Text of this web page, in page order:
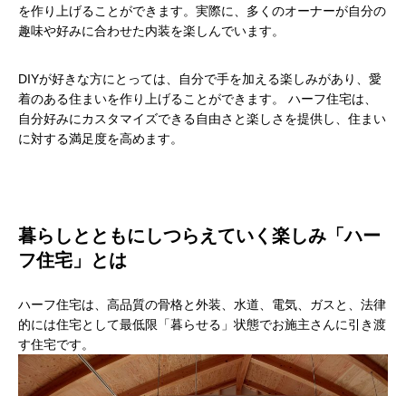
を作り上げることができます。実際に、多くのオーナーが自分の
趣味や好みに合わせた内装を楽しんでいます。
DIYが好きな方にとっては、自分で手を加える楽しみがあり、愛
着のある住まいを作り上げることができます。 ハーフ住宅は、
自分好みにカスタマイズできる自由さと楽しさを提供し、住まい
に対する満足度を高めます。
暮らしとともにしつらえていく楽しみ「ハー
フ住宅」とは
ハーフ住宅は、高品質の骨格と外装、水道、電気、ガスと、法律
的には住宅として最低限「暮らせる」状態でお施主さんに引き渡
す住宅です。